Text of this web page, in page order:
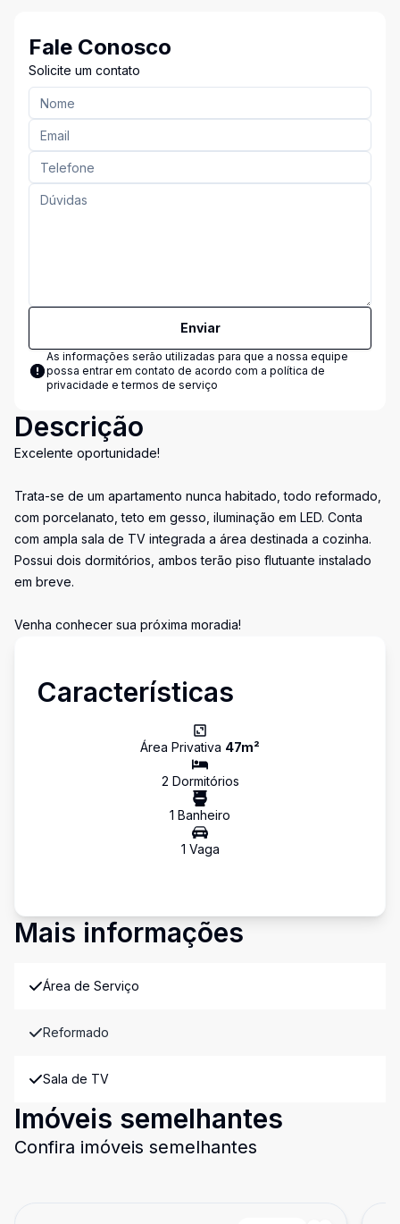
Fale Conosco
Solicite um contato
Enviar
As informações serão utilizadas para que a nossa equipe
possa entrar em contato de acordo com a política de
privacidade e termos de serviço
Descrição
Excelente oportunidade!
Trata-se de um apartamento nunca habitado, todo reformado,
com porcelanato, teto em gesso, iluminação em LED. Conta
com ampla sala de TV integrada a área destinada a cozinha.
Possui dois dormitórios, ambos terão piso flutuante instalado
em breve.
Venha conhecer sua próxima moradia!
Características
Área Privativa 47m²
2 Dormitórios
1 Banheiro
1 Vaga
Mais informações
Área de Serviço
Reformado
Sala de TV
Imóveis semelhantes
Confira imóveis semelhantes